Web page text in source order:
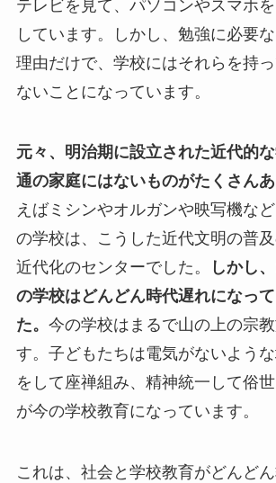
テレビを見て、パソコンやスマホ
しています。しかし、勉強に必要
理由だけで、学校にはそれらを持
ないことになっています。
元々、明治期に設立された近代的
通の家庭にはないものがたくさんあ
えばミシンやオルガンや映写機な
の学校は、こうした近代文明の普
近代化のセンターでした。
しかし
の学校はどんどん時代遅れになっ
た。 今の学校はまるで山の上の宗
す。子どもたちは電気がないよう
をして座禅組み、精神統一して俗
が今の学校教育になっています。
これは、社会と学校教育がどんど